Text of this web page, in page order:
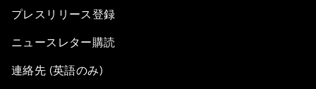
プレスリリース登録
ニュースレター購読
連絡先 (英語のみ)